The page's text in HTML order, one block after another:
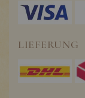
LIEFERUNG